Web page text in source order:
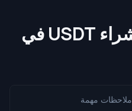
مقارنة بين طرق شراء USDT في
ملاحظات مهمة